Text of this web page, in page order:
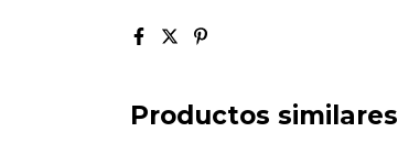
Productos similares